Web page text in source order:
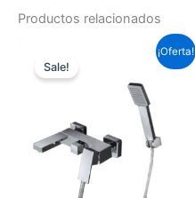
Productos relacionados
¡Oferta!
Sale!
158,51 €.
precio
es:
117,33 €.